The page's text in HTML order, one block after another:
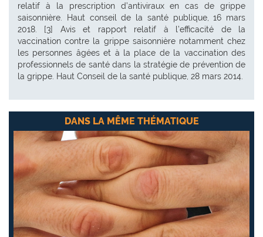
relatif à la prescription d’antiviraux en cas de grippe
saisonnière. Haut conseil de la santé publique, 16 mars
2018. [3] Avis et rapport relatif à l’efficacité de la
vaccination contre la grippe saisonnière notamment chez
les personnes âgées et à la place de la vaccination des
professionnels de santé dans la stratégie de prévention de
la grippe. Haut Conseil de la santé publique, 28 mars 2014.
DANS LA MÊME THÉMATIQUE